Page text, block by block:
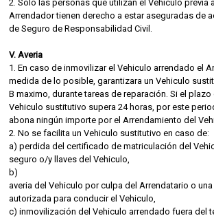
2. Solo las personas que utilizan el Vehiculo previa
Arrendador tienen derecho a estar aseguradas de
de Seguro de Responsabilidad Civil.
V. Averia
1. En caso de inmovilizar el Vehiculo arrendado el
medida de lo posible, garantizara un Vehiculo
B maximo, durante tareas de reparación. Si el plazo
Vehiculo sustitutivo supera 24 horas, por este
abona ningún importe por el Arrendamiento del
2. No se facilita un Vehiculo sustitutivo en caso de:
a) perdida del certificado de matriculación del
seguro o/y llaves del Vehiculo,
b)
averia del Vehiculo por culpa del Arrendatario o
autorizada para conducir el Vehiculo,
c) inmovilización del Vehiculo arrendado fuera del